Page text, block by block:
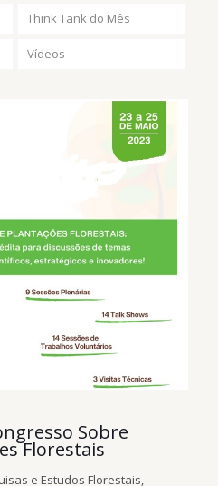
Think Tank do Mês
Vídeos
Sobre
Florestais
e Estudos Florestais,